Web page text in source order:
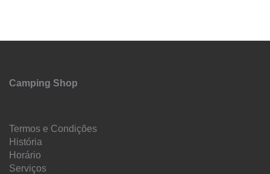
Camping Shop
Termos e Condições
História
Horário
Serviços